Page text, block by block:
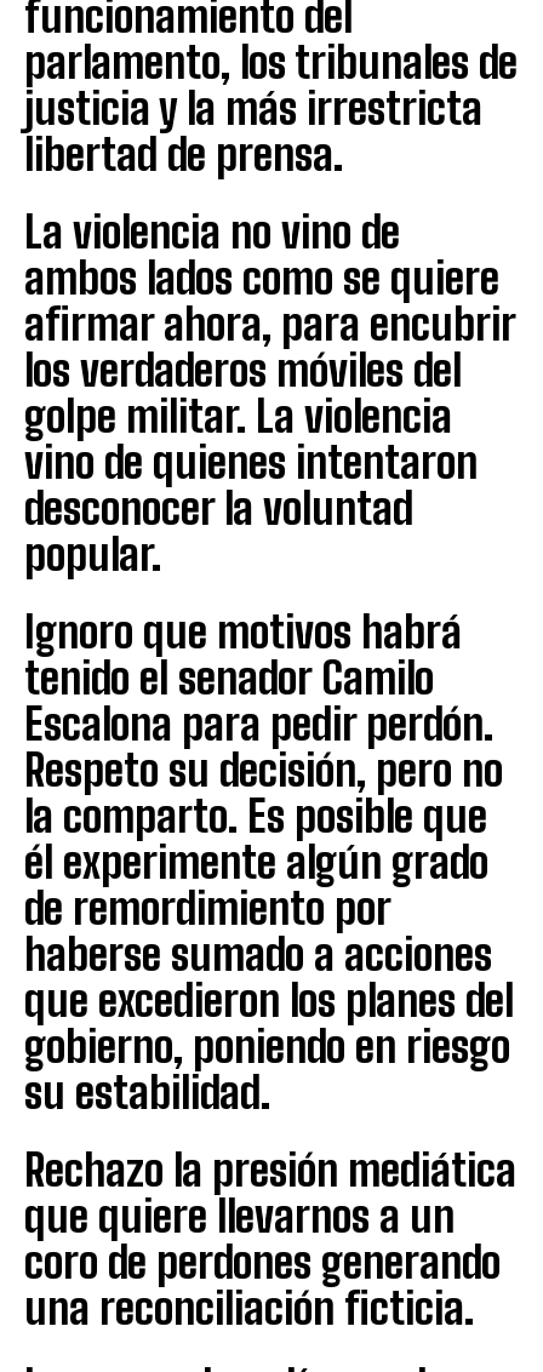
funcionamiento del
parlamento, los tribunales de
justicia y la más irrestricta
libertad de prensa.
La violencia no vino de
ambos lados como se quiere
afirmar ahora, para encubrir
los verdaderos móviles del
golpe militar. La violencia
vino de quienes intentaron
desconocer la voluntad
popular.
Ignoro que motivos habrá
tenido el senador Camilo
Escalona para pedir perdón.
Respeto su decisión, pero no
la comparto. Es posible que
él experimente algún grado
de remordimiento por
haberse sumado a acciones
que excedieron los planes del
gobierno, poniendo en riesgo
su estabilidad.
Rechazo la presión mediática
que quiere llevarnos a un
coro de perdones generando
una reconciliación ficticia.